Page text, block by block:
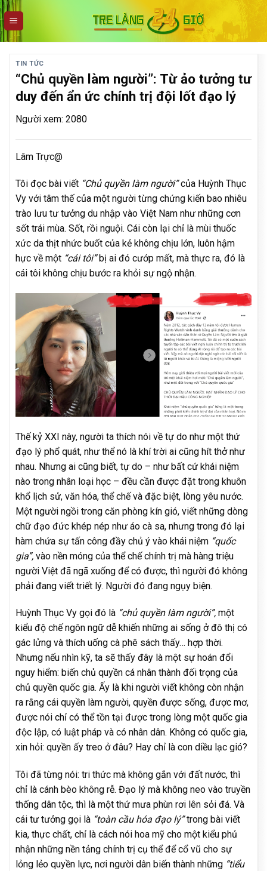
Skip
to
content
TIN TỨC
“Chủ quyền làm người”: Từ ảo tưởng tư
duy đến ẩn ức chính trị đội lốt đạo lý
Người xem: 2080
Lâm Trực@
Tôi đọc bài viết “Chủ quyền làm người”của Huỳnh Thục
Vy với tâm thế của một người từng chứng kiến bao nhiêu
trào lưu tư tưởng du nhập vào Việt Nam như những cơn
sốt trái mùa. Sốt, rồi nguội. Cái còn lại chỉ là mùi thuốc
xức da thịt nhức buốt của kẻ không chịu lớn, luôn hậm
hực về một “cái tôi” bị ai đó cướp mất, mà thực ra, đó là
cái tôi không chịu bước ra khỏi sự ngộ nhận.
Thế kỷ XXI này, người ta thích nói về tự do như một thứ
đạo lý phổ quát, như thể nó là khí trời ai cũng hít thở như
nhau. Nhưng ai cũng biết, tự do – như bất cứ khái niệm
nào trong nhân loại học – đều cần được đặt trong khuôn
khổ lịch sử, văn hóa, thể chế và đặc biệt, lòng yêu nước.
Một người ngồi trong căn phòng kín gió, viết những dòng
chữ đạo đức khép nép như áo cà sa, nhưng trong đó lại
hàm chứa sự tấn công đầy chủ ý vào khái niệm “quốc
gia”, vào nền móng của thể chế chính trị mà hàng triệu
người Việt đã ngã xuống để có được, thì người đó không
phải đang viết triết lý. Người đó đang ngụy biện.
Huỳnh Thục Vy gọi đó là “chủ quyền làm người”, một
kiểu độ chế ngôn ngữ dễ khiến những ai sống ở đô thị có
gác lửng và thích uống cà phê sách thấy… hợp thời.
Nhưng nếu nhìn kỹ, ta sẽ thấy đây là một sự hoán đổi
nguy hiểm: biến chủ quyền cá nhân thành đối trọng của
chủ quyền quốc gia. Ấy là khi người viết không còn nhận
ra rằng cái quyền làm người, quyền được sống, được mơ,
được nói chỉ có thể tồn tại được trong lòng một quốc gia
độc lập, có luật pháp và có nhân dân. Không có quốc gia,
xin hỏi: quyền ấy treo ở đâu? Hay chỉ là con diều lạc gió?
Tôi đã từng nói: tri thức mà không gắn với đất nước, thì
chỉ là cánh bèo không rễ. Đạo lý mà không neo vào truyền
thống dân tộc, thì là một thứ mưa phùn rơi lên sỏi đá. Và
cái tư tưởng gọi là “toàn cầu hóa đạo lý”trong bài viết
kia, thực chất, chỉ là cách nói hoa mỹ cho một kiểu phủ
nhận những nền tảng chính trị cụ thể để cổ vũ cho sự
lỏng lẻo quyền lực, nơi người dân biến thành những “tiểu